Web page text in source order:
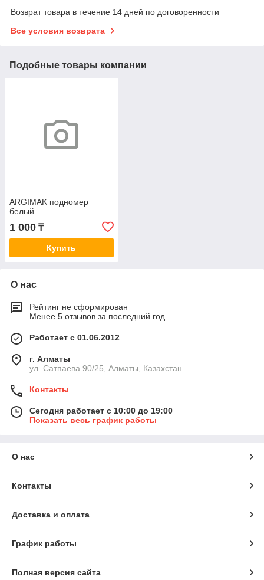
Возврат товара в течение 14 дней по договоренности
Все условия возврата
Подобные товары компании
ARGIMAK подномер
белый
1 000 ₸
Купить
О нас
Рейтинг не сформирован
Менее 5 отзывов за последний год
Работает с 01.06.2012
г. Алматы
ул. Сатпаева 90/25, Алматы, Казахстан
Контакты
Сегодня работает с 10:00 до 19:00
Показать весь график работы
О нас
Контакты
Доставка и оплата
График работы
Полная версия сайта